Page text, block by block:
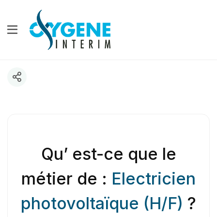
Qu’ est-ce que le
métier de : Electricien
photovoltaïque (H/F) ?